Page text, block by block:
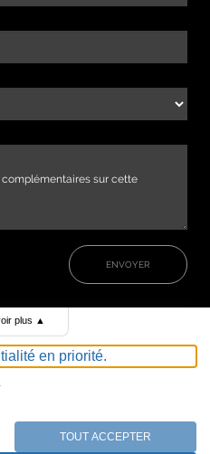
ENVOYER
75116 Paris
plus ▲
en priorité.
TOUT ACCEPTER